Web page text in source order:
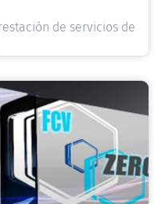
de servicios de